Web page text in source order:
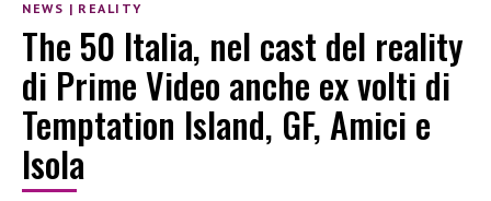
NEWS | REALITY
The 50 Italia, nel cast del reality
di Prime Video anche ex volti di
Temptation Island, GF, Amici e
Isola